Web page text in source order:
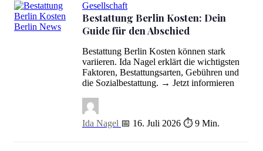
Bestattung Berlin Kosten: Dein Guide für den Abschied
Gesellschaft
Bestattung Berlin Kosten: Dein
Guide für den Abschied
Bestattung Berlin Kosten können stark
variieren. Ida Nagel erklärt die wichtigsten
Faktoren, Bestattungsarten, Gebühren und
die Sozialbestattung. → Jetzt informieren
Ida Nagel 📅 16. Juli 2026 ⏱ 9 Min.